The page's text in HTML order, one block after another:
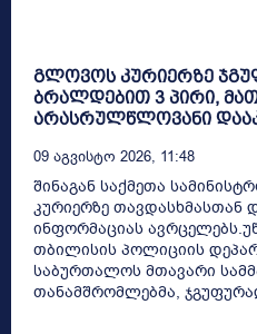
გლოვოს კურიერზე
ბრალდებით 3 პირი,
არასრულწლოვანი
09 Აგვისტო 2026, 11:48
შინაგან საქმეთა
კურიერზე თავდასხმასთან
ინფორმაციას
თბილისის პოლიციის
საბურთალოს მთავარი
თანამშრომლებმა,